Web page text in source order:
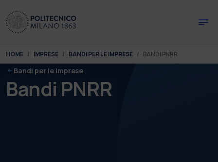
You are here:
HOME IMPRESE BANDI PER LE IMPRESE BANDI PNRR
Bandi per le imprese
Bandi PNRR